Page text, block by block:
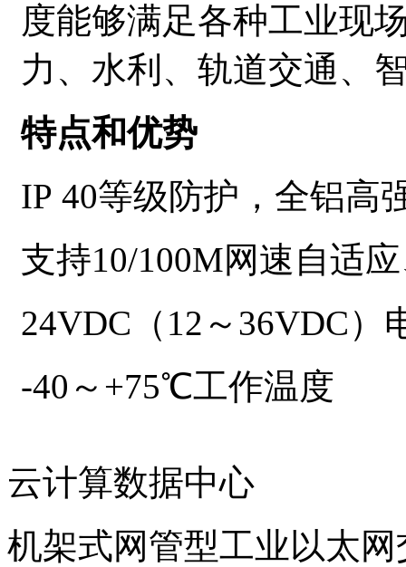
度能够满足各种工业现
力、水利、轨道交通、
特点和优势
IP 40等级防护，全铝高
支持10/100M网速自适
24VDC （ 12 ～ 36VDC）
-40 ～ +75℃工作温度
云计算数据中心
机架式网管型工业以太网